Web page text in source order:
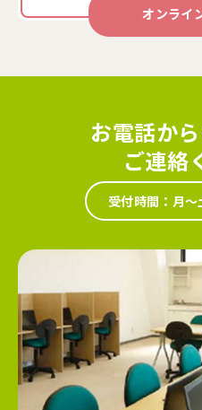
オンライ
お電話か
ご連絡
受付時間：月